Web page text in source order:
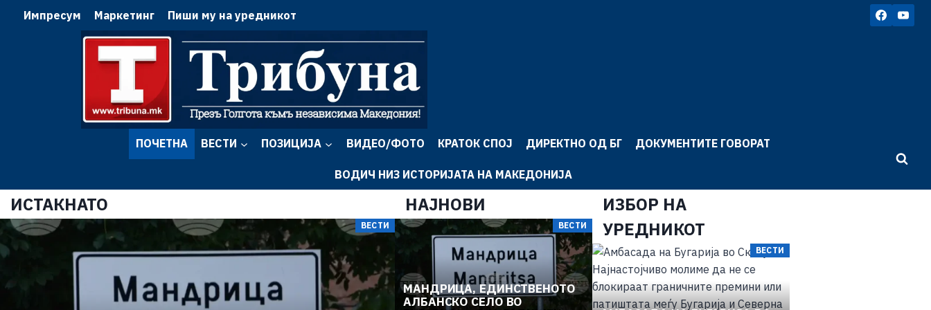
Импресум Маркетинг Пиши му на уредникот
ПОЧЕТНА ВЕСТИ ПОЗИЦИЈА ВИДЕО/ФОТО КРАТОК СПОЈ ДИРЕКТНО ОД БГ ДОКУМЕНТИТЕ ГОВОРАТ
ВОДИЧ НИЗ ИСТОРИЈАТА НА МАКЕДОНИЈА
ИСТАКНАТО
ВЕСТИ
НАЈНОВИ
ВЕСТИ
МАНДРИЦА, ЕДИНСТВЕНОТО
АЛБАНСКО СЕЛО ВО
ИЗБОР НА
УРЕДНИКОТ
ВЕСТИ